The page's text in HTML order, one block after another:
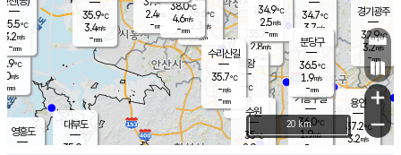
의도
℃
m/s
mm
영흥도
과천
35.7℃
2.8m/s
- mm
용인
37.2℃
3.2m/s
경기광주
32.9℃
3.2m/s
-mm
대부도
35.0
의왕
- ℃
m/s
mm
36.6 ℃
2.3 m/s
-mm
℃
2.4m/s
-mm
38.0℃
4.6m/s
-mm
34.7℃
3.7m/s
-mm
34.9℃
2.5m/s
-mm
기흥구갈
36.0℃
1.9m/s
-
수리산길
35.7℃
-m/s
-mm
분당구
36.5℃
1.9m/s
-mm
35.5℃
3.2m/s
-mm
수원
35℃
2.9m/s
35.9℃
3.4m/s
-mm
+
−
20 km